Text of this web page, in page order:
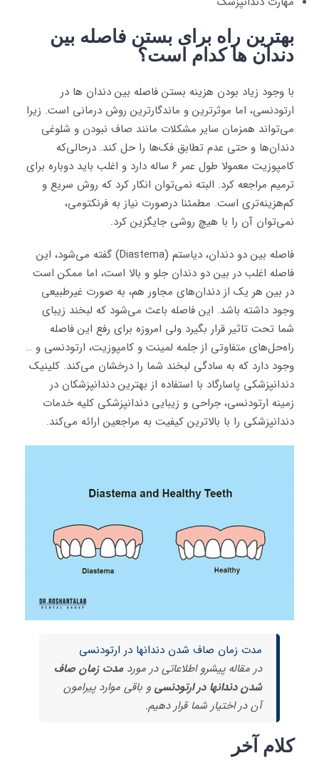
بهترین راه برای بستن فاصله بین
دندان ها کدام است؟
با وجود زیاد بودن هزینه بستن فاصله بین دندان ها در
ارتودنسی، اما موثرترین و ماندگارترین روش درمانی است. زیرا
می‌تواند همزمان سایر مشکلات مانند صاف نبودن و شلوغی
دندان‌ها و حتی عدم تطابق فک‌ها را حل کند. درحالی‌که
کامپوزیت معمولا طول عمر ۶ ساله دارد و اغلب باید دوباره برای
ترمیم مراجعه کرد. البته نمی‌توان انکار کرد که روش سریع و
کم‌هزینه‌تری است. مطمئنا درصورت نیاز به فرنکتومی،
نمی‌توان آن را با هیچ روشی جایگزین کرد.
فاصله بین دو دندان، دیاستم (Diastema) گفته می‌شود، این
فاصله اغلب در بین دو دندان جلو و بالا است، اما ممکن است
در بین هر یک از دندان‌های مجاور هم، به صورت غیرطبیعی
وجود داشته باشد. این فاصله باعث می‌شود که لبخند زیبای
شما تحت تاثیر قرار بگیرد ولی امروزه برای رفع این فاصله
راه‌حل‌های متفاوتی از جلمه لمینت و کامپوزیت، ارتودنسی و …
وجود دارد که به سادگی لبخند شما را درخشان می‌کند. کلینیک
دندانپزشکی پاسارگاد با استفاده از بهترین دندانپزشکان در
زمینه ارتودنسی، جراحی و زیبایی دندانپزشکی کلیه خدمات
دندانپزشکی را با بالاترین کیفیت به مراجعین ارائه می‌کند.
مدت زمان صاف شدن دندانها در ارتودنسی
در مقاله پیشرو اطلاعاتی در مورد مدت زمان صاف
شدن دندانها در ارتودنسی و باقی موارد پیرامون
آن در اختیار شما قرار دهیم.
کلام آخر